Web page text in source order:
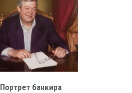
Портрет банкира